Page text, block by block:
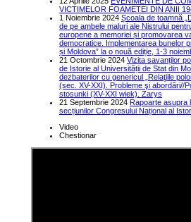
VICTIMELOR FOAMETEI DIN ANII
1 Noiembrie 2024 Școala de toamnă
de pe ambele maluri ale Nistrului
europene a memoriei și promovarea
democratice. Implementarea bunelor
și Moldova” la o nouă ediție, 1-3
21 Octombrie 2024 Vizita savanților
de Istorie al Universității de Stat din
dezbaterilor cu genericul „Relaţiile
(sec. XV-XXI). Probleme şi abordări//
stosunki (XV-XXI wiek). Zarys
21 Septembrie 2024 Rapoarte asupra
secțiunilor Congresului Național al
Video
Chestionar